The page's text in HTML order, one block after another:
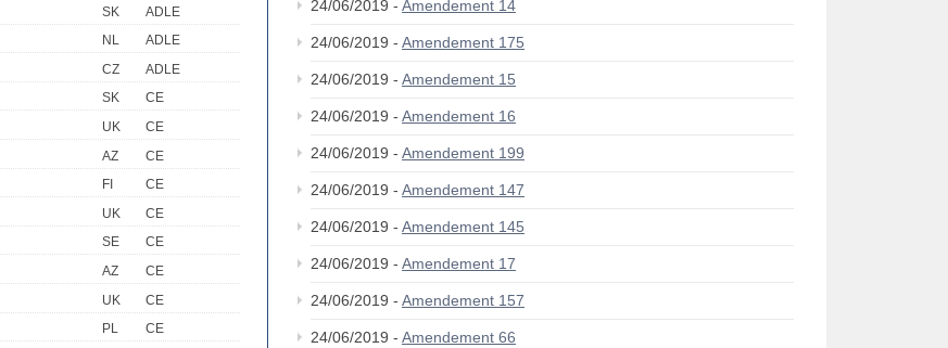
SK
ADLE
NL
ADLE
CZ
ADLE
SK
CE
UK
CE
AZ
CE
FI
CE
UK
CE
SE
CE
AZ
CE
UK
CE
PL
CE
24/06/2019 - Amendement 14
24/06/2019 - Amendement 175
24/06/2019 - Amendement 15
24/06/2019 - Amendement 16
24/06/2019 - Amendement 199
24/06/2019 - Amendement 147
24/06/2019 - Amendement 145
24/06/2019 - Amendement 17
24/06/2019 - Amendement 157
24/06/2019 - Amendement 66